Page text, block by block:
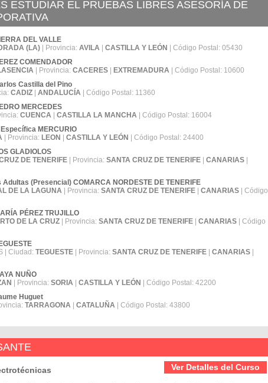
ESTUDIAR EL PRUEBAS LIBRES ASESORÍA DE
DEL VALLE
(LA) | Provincia: AVILA CASTILLA Y LEÓN
| Código Postal: 05430
COMENDADOR
| Provincia: CACERES EXTREMADURA | Código Postal: 10600
Castilla del Pino
CADIZ ANDALUCÍA | Código Postal: 11360
MERCEDES
CUENCA CASTILLA LA MANCHA | Código Postal: 16004
MERCURIO
| Provincia: LEON CASTILLA Y LEÓN
| Código Postal: 24400
GLADIOLOS
DE TENERIFE | Provincia: SANTA CRUZ DE TENERIFE CANARIAS
(Presencial) COMARCA NORDESTE DE TENERIFE
DE LA LAGUNA | Provincia: SANTA CRUZ DE TENERIFE CANARIAS | Código
PÉREZ TRUJILLO
DE LA CRUZ | Provincia: SANTA CRUZ DE TENERIFE CANARIAS | Código
| Ciudad: TEGUESTE | Provincia: SANTA CRUZ DE TENERIFE CANARIAS
NUÑO
| Provincia: SORIA CASTILLA Y LEÓN
| Código Postal: 42200
Huguet
TARRAGONA CATALUÑA | Código Postal: 43800
Ver Detalles del Curso